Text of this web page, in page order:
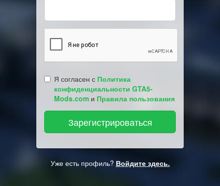
Я согласен с Политика
конфиденциальности GTA5-
Mods.com и Правила пользования
Уже есть профиль? Войдите здесь.